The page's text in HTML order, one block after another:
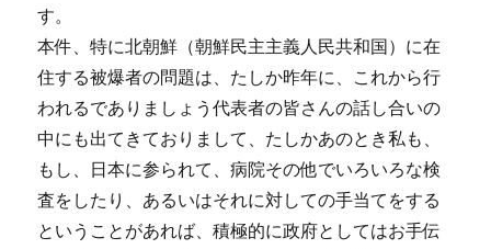
す。
本件、特に北朝鮮（朝鮮民主主義人民共和国）に在
住する被爆者の問題は、たしか昨年に、これから行
われるでありましょう代表者の皆さんの話し合いの
中にも出てきておりまして、たしかあのとき私も、
もし、日本に参られて、病院その他でいろいろな検
査をしたり、あるいはそれに対しての手当てをする
ということがあれば、積極的に政府としてはお手伝